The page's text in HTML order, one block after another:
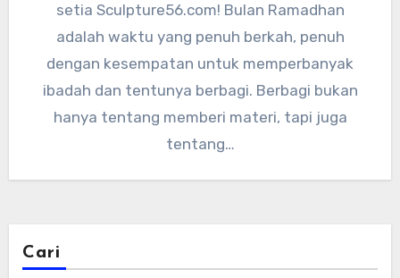
setia Sculpture56.com! Bulan Ramadhan
adalah waktu yang penuh berkah, penuh
dengan kesempatan untuk memperbanyak
ibadah dan tentunya berbagi. Berbagi bukan
hanya tentang memberi materi, tapi juga
tentang…
Cari